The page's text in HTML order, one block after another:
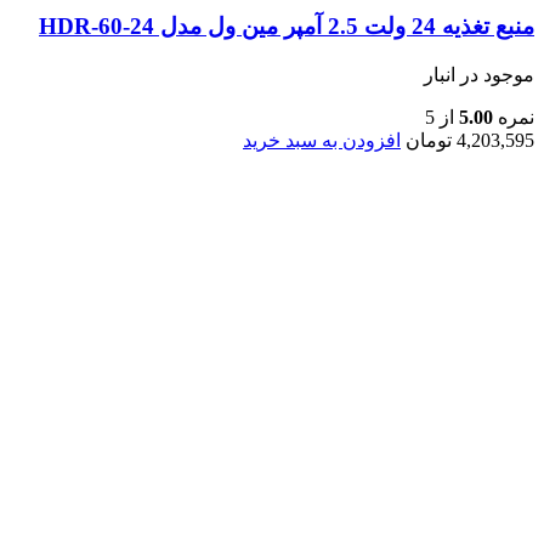
منبع تغذیه 24 ولت 2.5 آمپر مین ول مدل HDR-60-24
موجود در انبار
نمره 5.00 از 5
4,203,595 تومان افزودن به سبد خرید